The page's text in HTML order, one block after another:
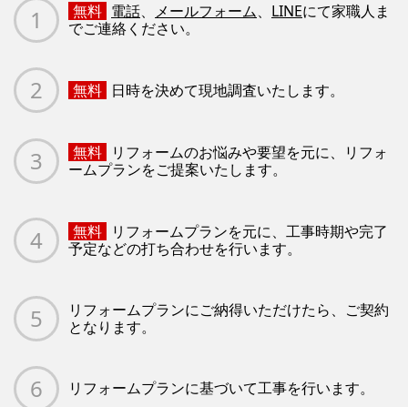
無料 電話、 メールフォーム、 LINEにて家職人ま
でご連絡ください。
無料 日時を決めて現地調査いたします。
無料 リフォームのお悩みや要望を元に、リフォ
ームプランをご提案いたします。
無料 リフォームプランを元に、工事時期や完了
予定などの打ち合わせを行います。
リフォームプランにご納得いただけたら、ご契約
となります。
リフォームプランに基づいて工事を行います。